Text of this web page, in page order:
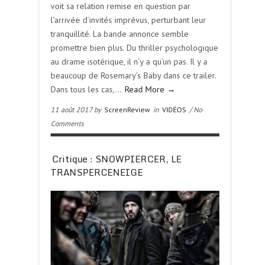
voit sa relation remise en question par
l’arrivée d’invités imprévus, perturbant leur
tranquillité. La bande annonce semble
promettre bien plus. Du thriller psychologique
au drame isotérique, il n’y a qu’un pas. Il y a
beaucoup de Rosemary’s Baby dans ce trailer.
Dans tous les cas,… Read More →
11 août 2017 by ScreenReview in VIDÉOS / No
Comments
Critique : SNOWPIERCER, LE
TRANSPERCENEIGE